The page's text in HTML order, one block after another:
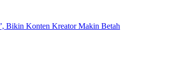
Bikin Konten Kreator Makin Betah